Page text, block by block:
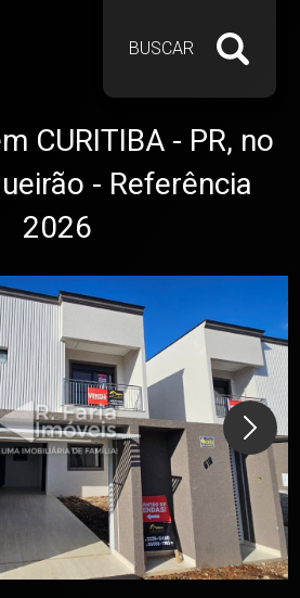
BUSCAR
CURITIBA - PR, no
- Referência
2026